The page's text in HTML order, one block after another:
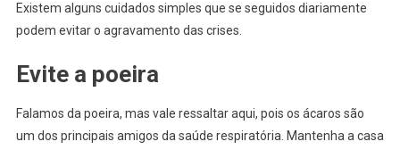
Existem alguns cuidados simples que se seguidos diariamente
podem evitar o agravamento das crises.
Evite a poeira
Falamos da poeira, mas vale ressaltar aqui, pois os ácaros são
um dos principais amigos da saúde respiratória. Mantenha a casa